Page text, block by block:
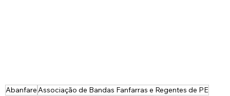
AbanfareAssociação de Bandas Fanfarras e Regentes de PE